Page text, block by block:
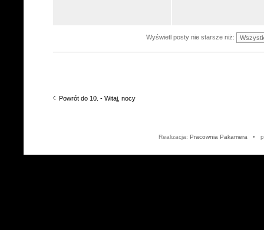
Wyświetl posty nie starsze niż:
Powrót do 10. - Witaj, nocy
Realizacja: Pracownia Pakamera •